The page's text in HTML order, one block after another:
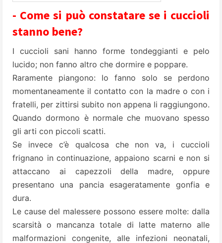
- Come si può constatare se i cuccioli
stanno bene?
I cuccioli sani hanno forme tondeggianti e pelo
lucido; non fanno altro che dormire e poppare.
Raramente piangono: lo fanno solo se perdono
momentaneamente il contatto con la madre o con i
fratelli, per zittirsi subito non appena li raggiungono.
Quando dormono è normale che muovano spesso
gli arti con piccoli scatti.
Se invece c’è qualcosa che non va, i cuccioli
frignano in continuazione, appaiono scarni e non si
attaccano ai capezzoli della madre, oppure
presentano una pancia esageratamente gonfia e
dura.
Le cause del malessere possono essere molte: dalla
scarsità o mancanza totale di latte materno alle
malformazioni congenite, alle infezioni neonatali,